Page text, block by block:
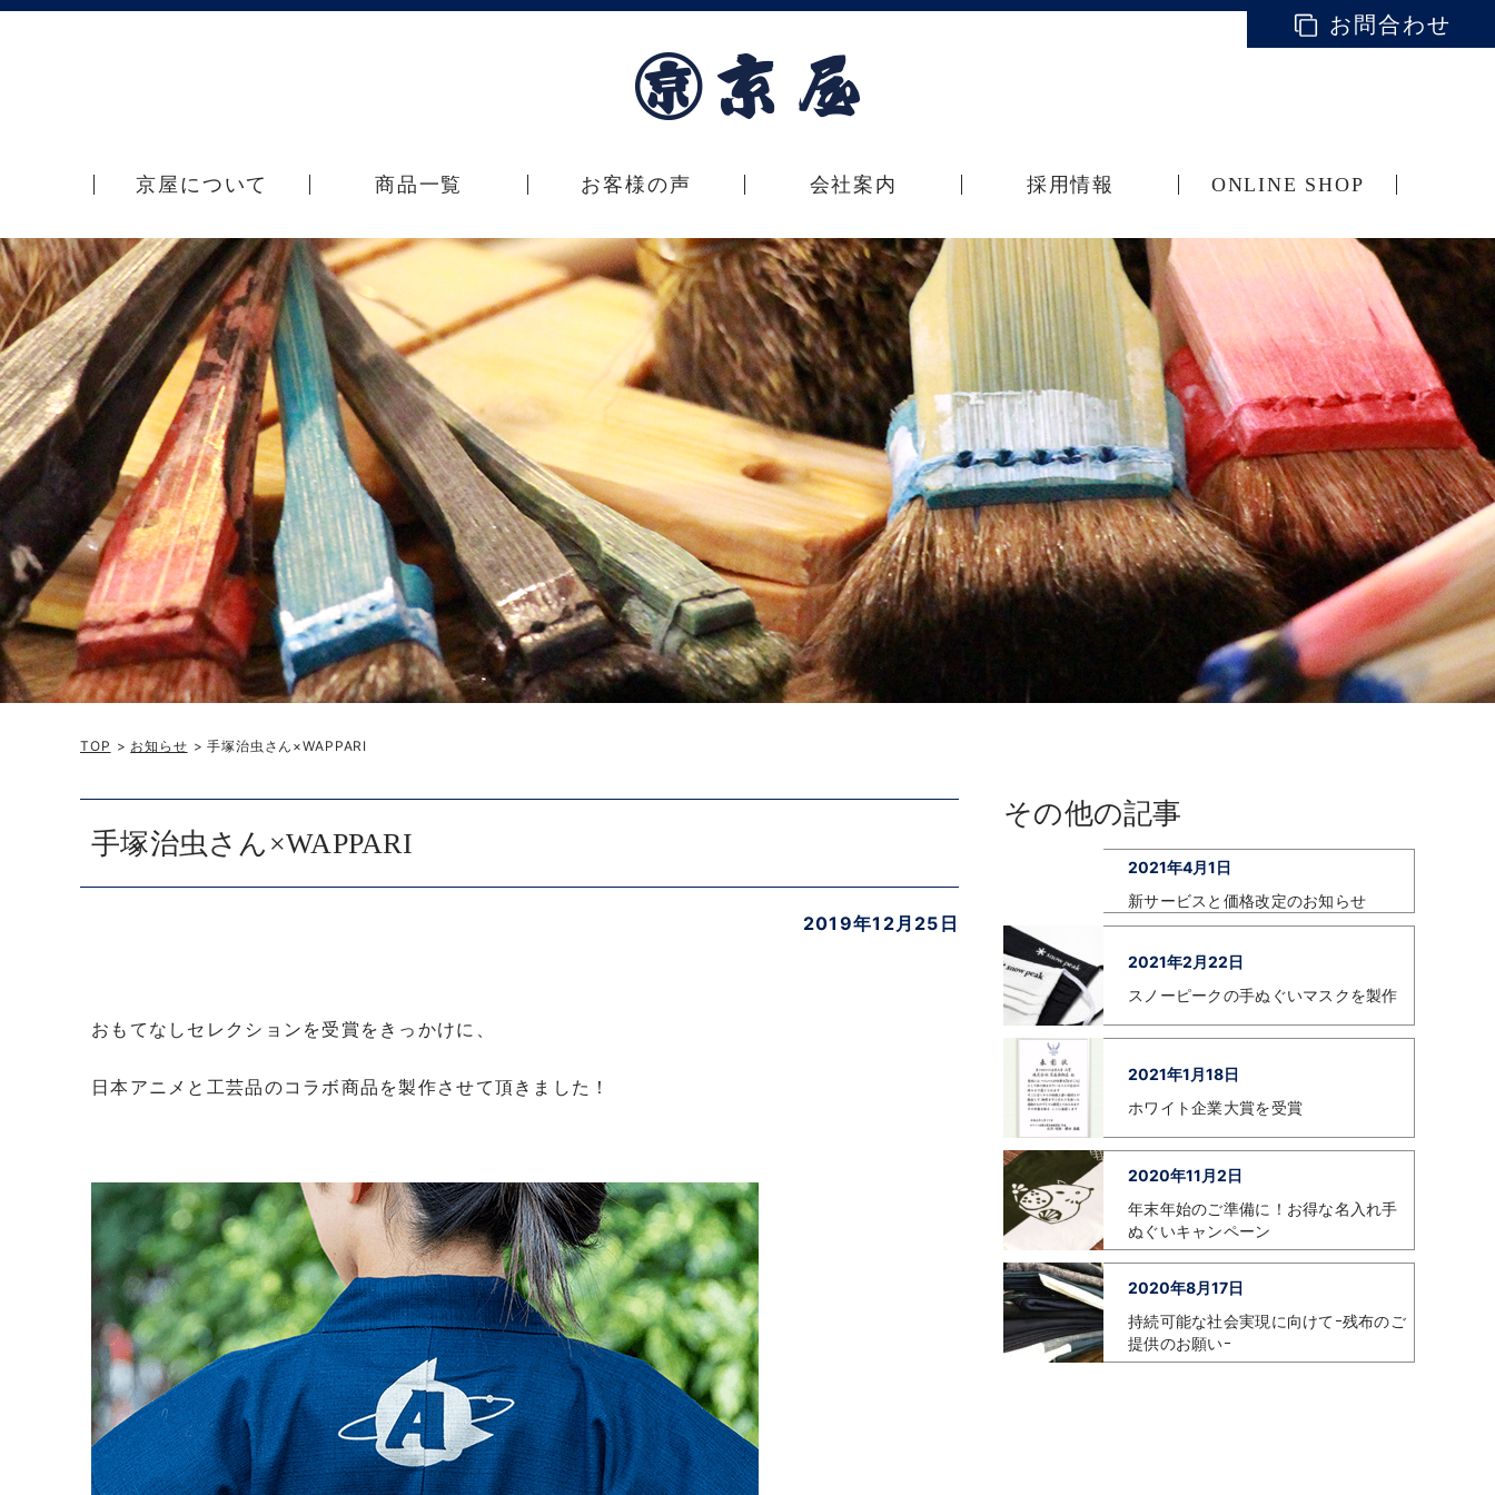
お問合わせ
京屋について 商品一覧 お客様の声 会社案内 採用情報 ONLINE SHOP
TOP > お知らせ > 手塚治虫さん×WAPPARI
手塚治虫さん×WAPPARI
2019年12月25日
おもてなしセレクションを受賞をきっかけに、
日本アニメと工芸品のコラボ商品を製作させて頂きました！
その他の記事
2021年4月1日
新サービスと価格改定のお知らせ
2021年2月22日
スノーピークの手ぬぐいマスクを製作
2021年1月18日
ホワイト企業大賞を受賞
2020年11月2日
年末年始のご準備に！お得な名入れ手
ぬぐいキャンペーン
2020年8月17日
持続可能な社会実現に向けてｰ残布のご
提供のお願いｰ